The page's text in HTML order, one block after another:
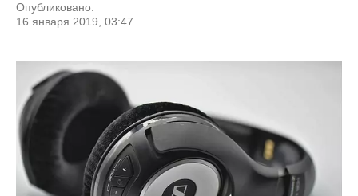
Опубликовано:
16 января 2019, 03:47